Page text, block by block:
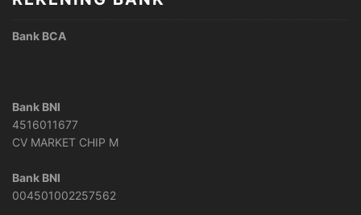
Bank BCA
Bank BNI
4516011677
CV MARKET CHIP M
Bank BNI
004501002257562